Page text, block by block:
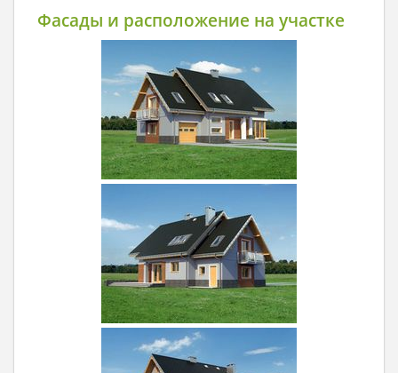
Фасады и расположение на участке